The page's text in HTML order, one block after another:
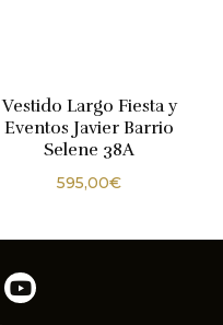
Vestido Largo Fiesta y
Eventos Javier Barrio
Selene 38A
595,00€